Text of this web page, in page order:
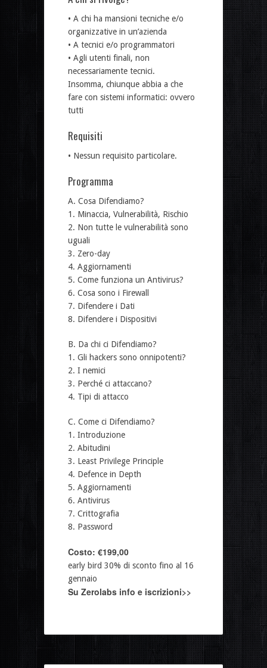
• A chi ha mansioni tecniche e/o
organizzative in un’azienda
• A tecnici e/o programmatori
• Agli utenti finali, non
necessariamente tecnici.
Insomma, chiunque abbia a che
fare con sistemi informatici: ovvero
tutti
Requisiti
• Nessun requisito particolare.
Programma
A. Cosa Difendiamo?
1. Minaccia, Vulnerabilità, Rischio
2. Non tutte le vulnerabilità sono
uguali
3. Zero-day
4. Aggiornamenti
5. Come funziona un Antivirus?
6. Cosa sono i Firewall
7. Difendere i Dati
8. Difendere i Dispositivi
B. Da chi ci Difendiamo?
1. Gli hackers sono onnipotenti?
2. I nemici
3. Perché ci attaccano?
4. Tipi di attacco
C. Come ci Difendiamo?
1. Introduzione
2. Abitudini
3. Least Privilege Principle
4. Defence in Depth
5. Aggiornamenti
6. Antivirus
7. Crittografia
8. Password
Costo: €199,00
early bird 30% di sconto fino al 16
gennaio
Su Zerolabs info e iscrizioni>>